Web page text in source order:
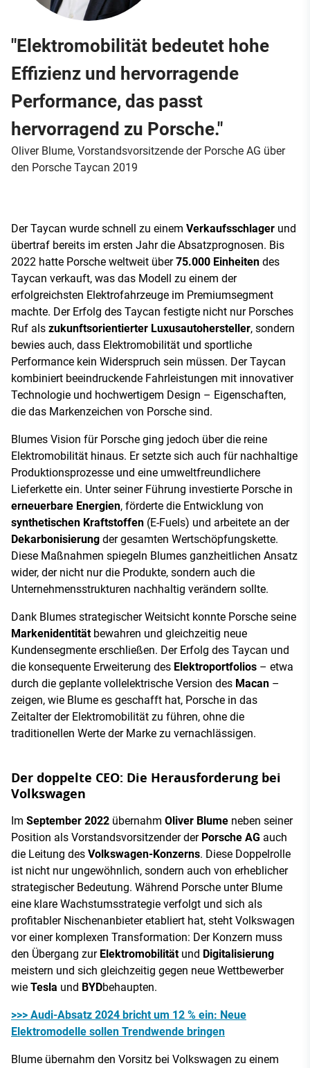
"Elektromobilität bedeutet hohe
Effizienz und hervorragende
Performance, das passt
hervorragend zu Porsche."
Oliver Blume, Vorstandsvorsitzende der Porsche AG über
den Porsche Taycan 2019
Der Taycan wurde schnell zu einem Verkaufsschlager und
übertraf bereits im ersten Jahr die Absatzprognosen. Bis
2022 hatte Porsche weltweit über75.000 Einheiten des
Taycan verkauft, was das Modell zu einem der
erfolgreichsten Elektrofahrzeuge im Premiumsegment
machte. Der Erfolg des Taycan festigte nicht nur Porsches
Ruf als zukunftsorientierter Luxusautohersteller, sondern
bewies auch, dass Elektromobilität und sportliche
Performance kein Widerspruch sein müssen. Der Taycan
kombiniert beeindruckende Fahrleistungen mit innovativer
Technologie und hochwertigem Design – Eigenschaften,
die das Markenzeichen von Porsche sind.
Blumes Vision für Porsche ging jedoch über die reine
Elektromobilität hinaus. Er setzte sich auch für nachhaltige
Produktionsprozesse und eine umweltfreundlichere
Lieferkette ein. Unter seiner Führung investierte Porsche in
erneuerbare Energien, förderte die Entwicklung von
synthetischen Kraftstoffen (E-Fuels) und arbeitete an der
Dekarbonisierung der gesamten Wertschöpfungskette.
Diese Maßnahmen spiegeln Blumes ganzheitlichen Ansatz
wider, der nicht nur die Produkte, sondern auch die
Unternehmensstrukturen nachhaltig verändern sollte.
Dank Blumes strategischer Weitsicht konnte Porsche seine
Markenidentitätbewahren und gleichzeitig neue
Kundensegmente erschließen. Der Erfolg des Taycan und
die konsequente Erweiterung des Elektroportfolios – etwa
durch die geplante vollelektrische Version des Macan –
zeigen, wie Blume es geschafft hat, Porsche in das
Zeitalter der Elektromobilität zu führen, ohne die
traditionellen Werte der Marke zu vernachlässigen.
Der doppelte CEO: Die Herausforderung bei
Volkswagen
Im September 2022 übernahm Oliver Blume neben seiner
Position als Vorstandsvorsitzender der Porsche AG auch
die Leitung des Volkswagen-Konzerns. Diese Doppelrolle
ist nicht nur ungewöhnlich, sondern auch von erheblicher
strategischer Bedeutung. Während Porsche unter Blume
eine klare Wachstumsstrategie verfolgt und sich als
profitabler Nischenanbieter etabliert hat, steht Volkswagen
vor einer komplexen Transformation: Der Konzern muss
den Übergang zur Elektromobilitätund Digitalisierung
meistern und sich gleichzeitig gegen neue Wettbewerber
wie Tesla und BYDbehaupten.
>>> Audi-Absatz 2024 bricht um 12 % ein: Neue
Elektromodelle sollen Trendwende bringen
Blume übernahm den Vorsitz bei Volkswagen zu einem